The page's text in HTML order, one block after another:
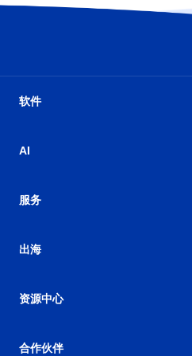
软件
AI
服务
出海
资源中心
合作伙伴